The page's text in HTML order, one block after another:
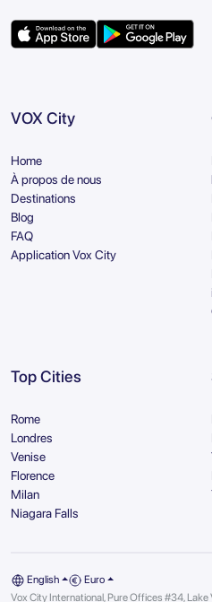
VOX City
Home
À propos de nous
Destinations
Blog
FAQ
Application Vox City
Top Cities
Rome
Londres
Venise
Florence
Milan
Niagara Falls
English
Euro
Vox City International, Pure Offices #34,